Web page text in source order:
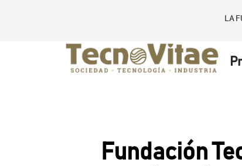
LA
Fundación